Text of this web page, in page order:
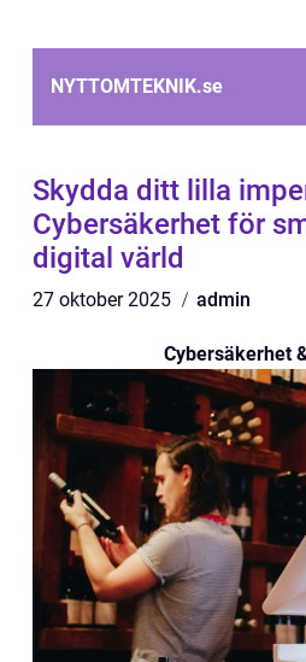
NYTTOMTEKNIK.se
Skydda ditt lilla
Cybersäkerhet för
digital värld
27 oktober 2025 admin
Cybersäkerhet